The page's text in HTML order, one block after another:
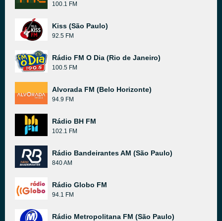
100.1 FM
Kiss (São Paulo)
92.5 FM
Rádio FM O Dia (Rio de Janeiro)
100.5 FM
Alvorada FM (Belo Horizonte)
94.9 FM
Rádio BH FM
102.1 FM
Rádio Bandeirantes AM (São Paulo)
840 AM
Rádio Globo FM
94.1 FM
Rádio Metropolitana FM (São Paulo)